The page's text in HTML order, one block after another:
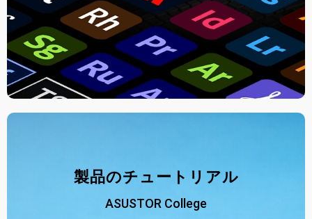
製品のチュートリアル
ASUSTOR College